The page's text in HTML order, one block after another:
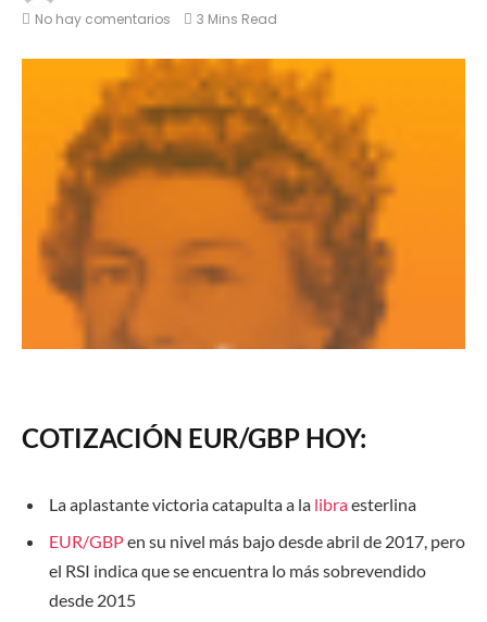
No hay comentarios
3 Mins Read
COTIZACIÓN EUR/GBP HOY:
La aplastante victoria catapulta a la libraesterlina
EUR/GBPen su nivel más bajo desde abril de 2017, pero
el RSI indica que se encuentra lo más sobrevendido
desde 2015